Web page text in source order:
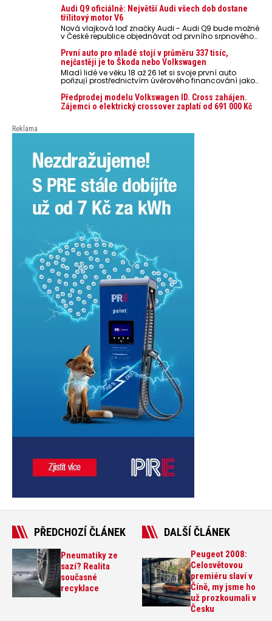
nebezpečí pro odložené mobilní telefony, powerbanky
nebo notebooky. Můžou urychlit stárnutí baterií,
poškodit elektroniku a ve výjimečných případech i
zvýšit riziko požáru.
Audi Q9 oficiálně: Největší Audi všech dob dostane
třílitový motor V6
Nová vlajková loď značky Audi - Audi Q9 bude možné
v České republice objednávat od prvního srpnového
První auto pro mladé stojí v průměru 337 tisíc,
nejčastěji je to Škoda nebo Volkswagen
Mladí lidé ve věku 18 až 26 let si svoje první auto
pořizují prostřednictvím úvěrového financování jako
auto. Průměrná pořizovací cena vozu dosahuje 337
tisíc korun a průměrná financovaná částka
přesahuje 251 tisíc korun. Vyplývá to z dat Leasingu
Předprodej modelu Volkswagen ID. Cross zahájen.
Zájemci o elektrický crossover zaplatí od 691 000 Kč
Reklama
PŘEDCHOZÍ ČLÁNEK
Pneumatiky ze
sazí? Realita
současné
recyklace
DALŠÍ ČLÁNEK
Peugeot 2008:
Celosvětovou
premiéru slaví v
Číně, my jsme ho
už prozkoumali v
Česku